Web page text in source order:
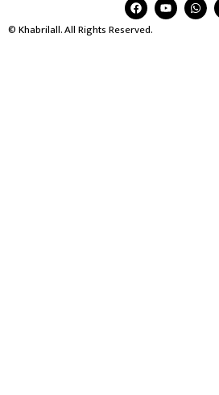
© Khabrilall. All Rights Reserved.